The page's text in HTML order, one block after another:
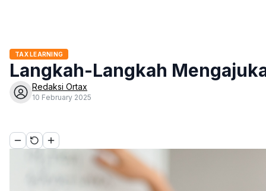
TAX LEARNING
Langkah-Langkah
Redaksi Ortax
10 February 2025